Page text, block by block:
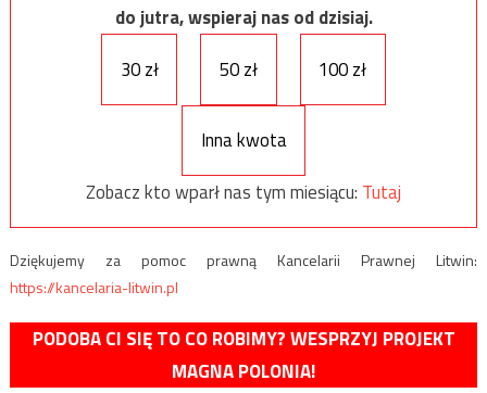
do jutra, wspieraj nas od dzisiaj.
30 zł
50 zł 100 zł
Inna kwota
Zobacz kto wparł nas tym miesiącu: Tutaj
Dziękujemy za pomoc prawną Kancelarii Prawnej Litwin:
https://kancelaria-litwin.pl
PODOBA CI SIĘ TO CO ROBIMY? WESPRZYJ PROJEKT
MAGNA POLONIA!